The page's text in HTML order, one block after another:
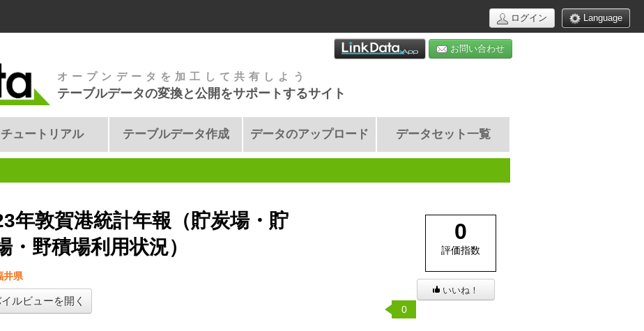
Language
ログイン
お問い合わせ
オープンデータを加工して共有しよう
テーブルデータの変換と公開をサポートするサイト
チュートリアル テーブルデータ作成 データのアップロード データセット一覧
年敦賀港統計年報（貯炭場・貯
・野積場利用状況）
井県
ルビューを開く
0
評価指数
いいね！
0